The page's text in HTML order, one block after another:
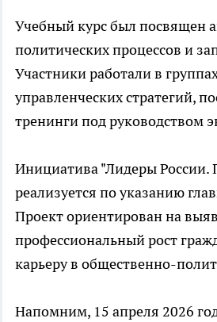
Учебный курс был посвящен
политических процессов и
Участники работали в
управленческих стратегий,
тренинги под руководством
Инициатива "Лидеры России.
реализуется по указанию
Проект ориентирован на
профессиональный рост
карьеру в общественно-
Напомним, 15 апреля 2026